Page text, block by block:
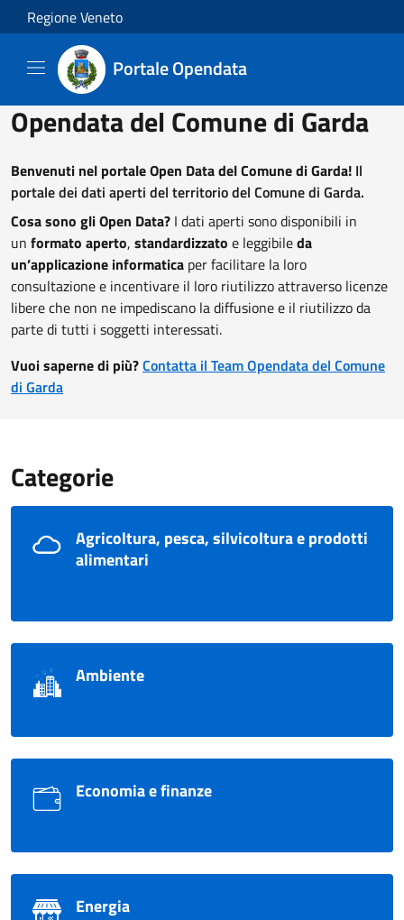
Salta al contenuto principale
Regione Veneto
Portale Opendata
Opendata del Comune di Garda
Benvenuti nel portale Open Data del Comune di Garda! Il
portale dei dati aperti del territorio del Comune di Garda.
Cosa sono gli Open Data? I dati aperti sono disponibili in
un formato aperto, standardizzato e leggibileda
un’applicazione informatica per facilitare la loro
consultazione e incentivare il loro riutilizzo attraverso licenze
libere che non ne impediscano la diffusione e il riutilizzo da
parte di tutti i soggetti interessati.
Vuoi saperne di più?Contatta il Team Opendata del Comune
di Garda
Categorie
Agricoltura, pesca, silvicoltura e prodotti
alimentari
Ambiente
Economia e finanze
Energia